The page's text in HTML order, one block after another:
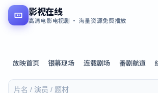
影视在线
高清电影电视剧 · 海量资源免费播放
放映首页 银幕现场 连载剧场 番剧航道